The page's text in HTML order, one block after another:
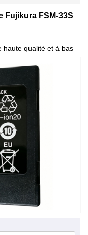
Fujikura FSM-33S
haute qualité et à bas